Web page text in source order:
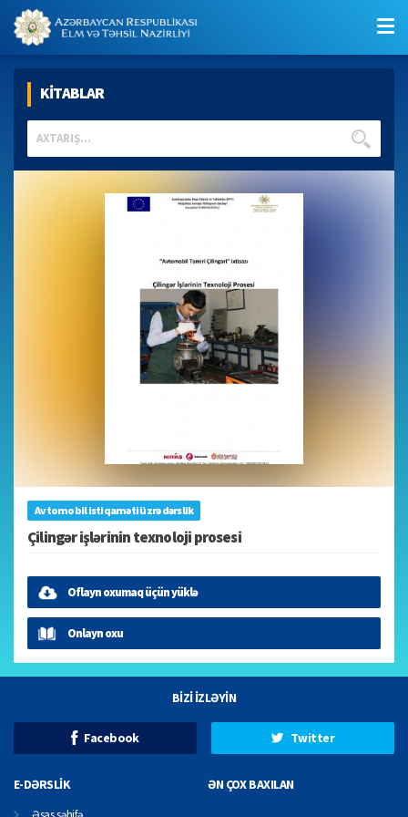
KİTABLAR
Avtomobil istiqaməti üzrə dərslik
Çilingər işlərinin texnoloji prosesi
Oflayn oxumaq üçün yüklə
Onlayn oxu
BİZİ İZLƏYİN
Facebook Twitter
E-DƏRSLİK ƏN ÇOX BAXILAN